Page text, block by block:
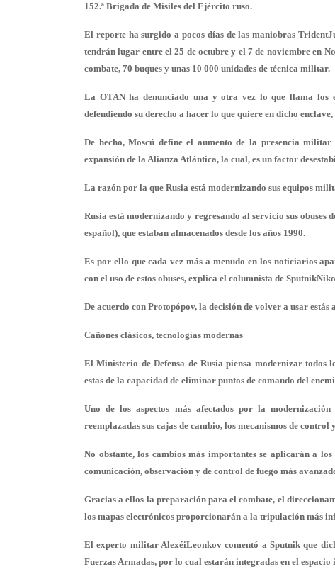
152.ª Brigada de Misiles del Ejército ruso.
El reporte ha surgido a pocos días de las maniobras
tendrán lugar entre el 25 de octubre y el 7 de noviembre en
combate, 70 buques y unas 10 000 unidades de técnica militar.
La OTAN ha denunciado una y otra vez lo que llama los
defendiendo su derecho a hacer lo que quiere en dicho
De hecho, Moscú define el aumento de la presencia
expansión de la Alianza Atlántica, la cual, es un factor
La razón por la que Rusia está modernizando sus equipos
Rusia está modernizando y regresando al servicio sus
español), que estaban almacenados desde los años 1990.
Es por ello que cada vez más a menudo en los noticiarios
con el uso de estos obuses, explica el columnista de
De acuerdo con Protopópov, la decisión de volver a usar
Cañones clásicos, tecnologías modernas
El Ministerio de Defensa de Rusia piensa modernizar todos
estas de la capacidad de eliminar puntos de comando del
Uno de los aspectos más afectados por la
reemplazadas sus cajas de cambio, los mecanismos de control
No obstante, los cambios más importantes se aplicarán a
comunicación, observación y de control de fuego más
Gracias a ellos la preparación para el combate, el
los mapas electrónicos proporcionarán a la tripulación más
El experto militar AlexéiLeonkov comentó a Sputnik que
Fuerzas Armadas, por lo cual estarán integradas en el